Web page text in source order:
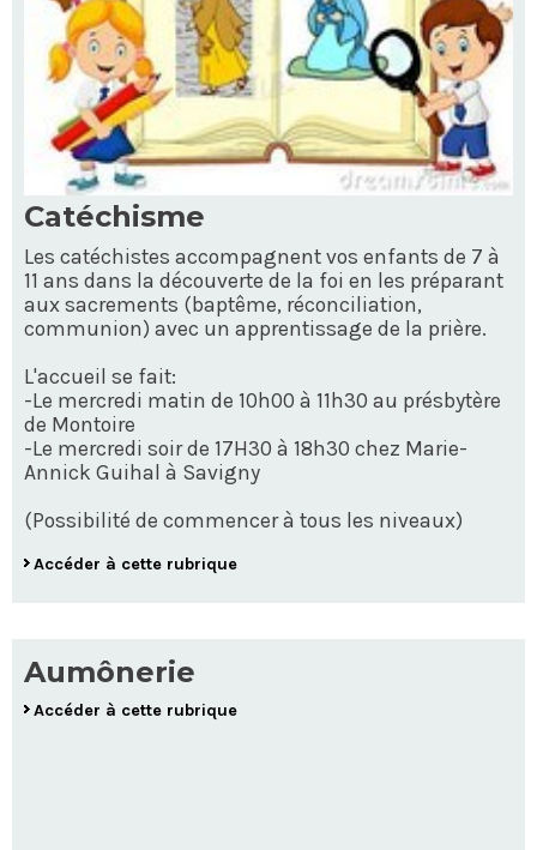
Catéchisme
Les catéchistes accompagnent vos enfants de 7 à
11 ans dans la découverte de la foi en les préparant
aux sacrements (baptême, réconciliation,
communion) avec un apprentissage de la prière.
L'accueil se fait:
-Le mercredi matin de 10h00 à 11h30 au présbytère
de Montoire
-Le mercredi soir de 17H30 à 18h30 chez Marie-
Annick Guihal à Savigny
(Possibilité de commencer à tous les niveaux)
Accéder à cette rubrique
Aumônerie
Accéder à cette rubrique